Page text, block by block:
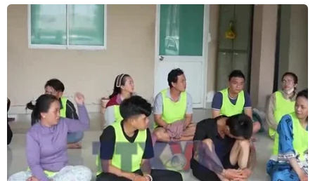
Trước đó, Ban Thường vụ Tỉnh uỷ Kiên Giang
đã ra thông báo kết luận chochủ trương thu hồi
mỏ đá Hòn Sóc vì Tập đoàn Tân Tạo không thực
hiện đúng camkết khi khai thác.
Được tỉnh giao mỏ đá Hòn Sóc để phục vụ cho
việc xây dựng dự án đảo nhântạo Hải Âu tại khu
đô thị lấn biển ở thành phố Rạch Giá, nhưng
Tập đoàn Tân Tạođã chính thức đề nghị tỉnh